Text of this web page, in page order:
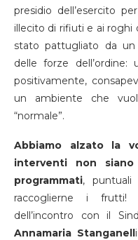
presidio dell’esercito
illecito di rifiuti e ai roghi
stato pattugliato da
delle forze
positivamente,
un ambiente che
“normale”.
Abbiamo alzato la
interventi non
programmati,
raccoglierne i frutti!
dell’incontro con il
Annamaria Stanganell